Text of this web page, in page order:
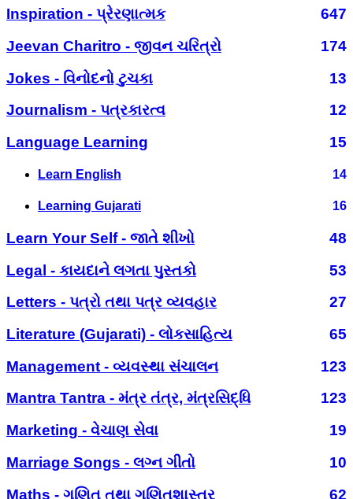
Inspiration - પ્રેરણાત્મક
647
Jeevan Charitro - જીવન ચરિત્રો
174
Jokes - વિનોદનો ટુચકા
13
Journalism - પત્રકારત્વ
12
Language Learning
15
Learn English 14
Learning Gujarati 16
Learn Your Self - જાતે શીખો
48
Legal - કાયદાને લગતા પુસ્તકો
53
Letters - પત્રો તથા પત્ર વ્યવહાર
27
Literature (Gujarati) - લોકસાહિત્ય
65
Management - વ્યવસ્થા સંચાલન
123
Mantra Tantra - મંત્ર તંત્ર, મંત્રસિદ્ધિ
123
Marketing - વેચાણ સેવા
19
Marriage Songs - લગ્ન ગીતો
10
Maths - ગણિત તથા ગણિતશાસ્ત્ર
62